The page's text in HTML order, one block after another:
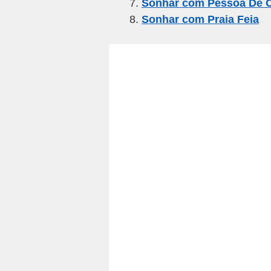
Sonhar com Pessoa De
Sonhar com Praia Feia